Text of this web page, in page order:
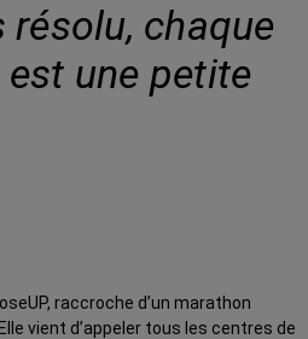
résolu, chaque
une petite
raccroche d’un marathon
vient d’appeler tous les centres de